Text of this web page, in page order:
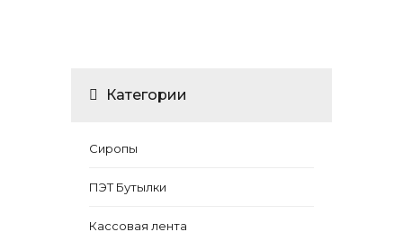
Категории
Сиропы
ПЭТ Бутылки
Кассовая лента